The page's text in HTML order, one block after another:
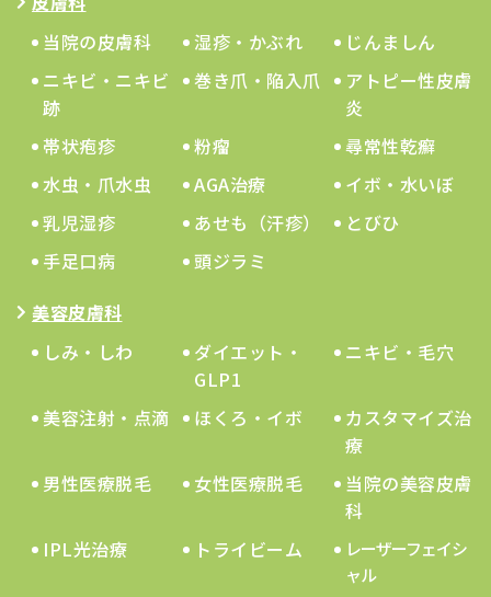
当院の皮膚科
湿疹・かぶれ
じんましん
ニキビ・ニキビ
跡
巻き爪・陥入爪
アトピー性皮膚
炎
帯状疱疹
粉瘤
尋常性乾癬
水虫・爪水虫
AGA治療
イボ・水いぼ
乳児湿疹
あせも（汗疹）
とびひ
手足口病
頭ジラミ
美容皮膚科
しみ・しわ
ダイエット・
GLP1
ニキビ・毛穴
美容注射・点滴 ほくろ・イボ
カスタマイズ治
療
男性医療脱毛
女性医療脱毛
当院の美容皮膚
科
IPL光治療
トライビーム
レーザーフェイシ
ャル